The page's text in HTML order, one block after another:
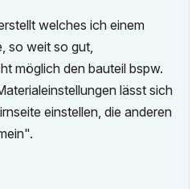
welches ich einem
so weit so gut,
möglich den bauteil bspw.
lässt sich
einstellen, die anderen